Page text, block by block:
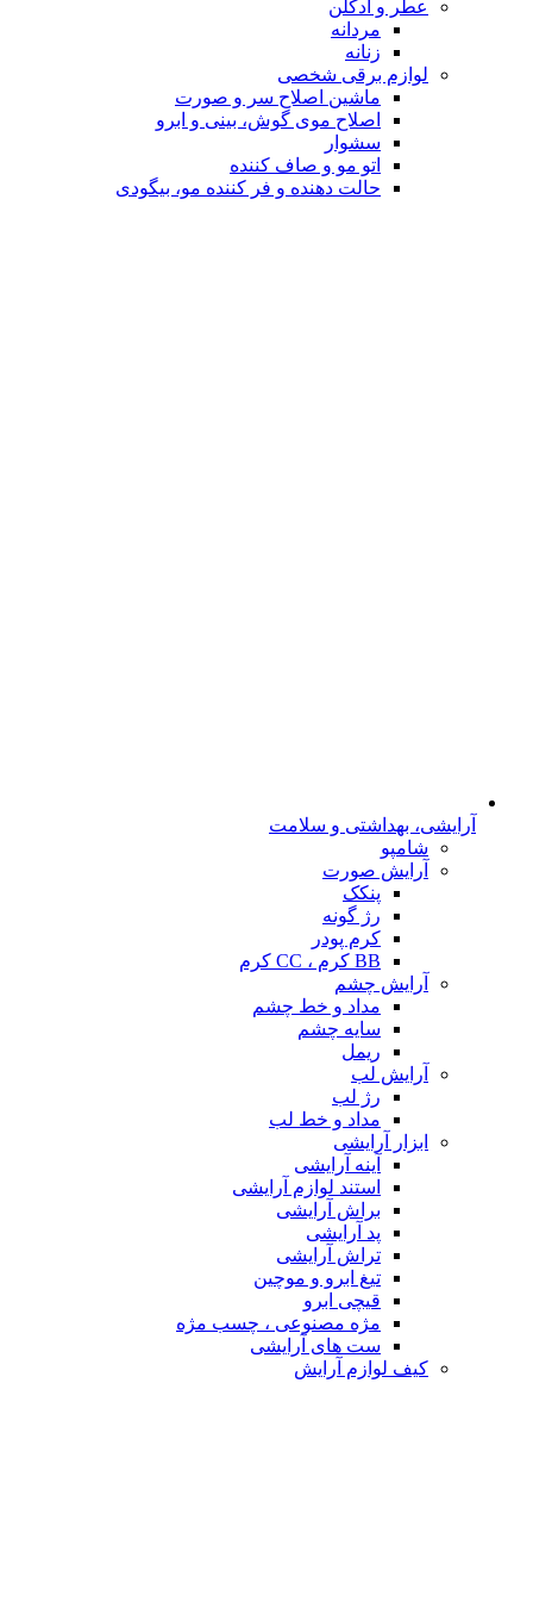
عطر و ادکلن
مردانه
زنانه
لوازم برقی شخصی
ماشین اصلاح سر و صورت
اصلاح موی گوش، بینی و ابرو
سشوار
اتو مو و صاف کننده
حالت دهنده و فر کننده مو، بیگودی
آرایشی، بهداشتی و سلامت
شامپو
آرایش صورت
پنکک
رژ گونه
کرم پودر
BB کرم ، CC کرم
آرایش چشم
مداد و خط چشم
سایه چشم
ریمل
آرایش لب
رژ لب
مداد و خط لب
ابزار آرایشی
آینه آرایشی
استند لوازم آرایشی
براش آرایشی
پد آرایشی
تراش آرایشی
تیغ ابرو و موچین
قیچی ابرو
مژه مصنوعی ، چسب مژه
ست های آرایشی
کیف لوازم آرایش